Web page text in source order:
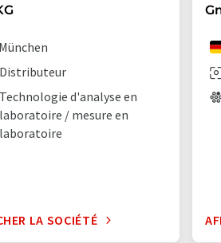
Distributeur
München
Technologie d'analyse en
laboratoire / mesure en
laboratoire
LA SOCIÉTÉ